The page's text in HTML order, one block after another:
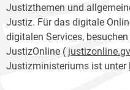
Justizthemen und
Justiz. Für das digitale
digitalen Services,
JustizOnline (
Justizministeriums ist unter